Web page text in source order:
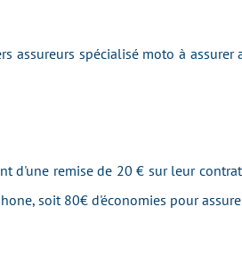
assureurs spécialisé moto à
d'une remise de 20 € sur leur
soit 80€ d'économies pour